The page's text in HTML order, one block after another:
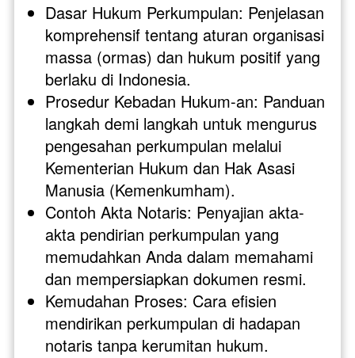
Dasar Hukum Perkumpulan: Penjelasan
komprehensif tentang aturan organisasi
massa (ormas) dan hukum positif yang
berlaku di Indonesia.
Prosedur Kebadan Hukum-an: Panduan
langkah demi langkah untuk mengurus
pengesahan perkumpulan melalui
Kementerian Hukum dan Hak Asasi
Manusia (Kemenkumham).
Contoh Akta Notaris: Penyajian akta-
akta pendirian perkumpulan yang
memudahkan Anda dalam memahami
dan mempersiapkan dokumen resmi.
Kemudahan Proses: Cara efisien
mendirikan perkumpulan di hadapan
notaris tanpa kerumitan hukum.